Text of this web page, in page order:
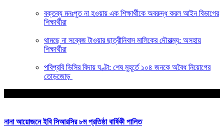
বক্তব্য মনঃপুত না হওয়ায় এক শিক্ষার্থীকে অবরুদ্ধ করল আইন বিভাগের
শিক্ষার্থীরা
থামছে না সব্বেজ টাওয়ার ছাত্রীনিবাস মালিকের দৌরাত্ম্য: অসহায়
শিক্ষার্থীরা
পবিপ্রবি ভিসির বিদায় ঘণ্টা: শেষ মুহূর্তে ১০৪ জনকে অবৈধ নিয়োগের
তোড়জোড়
নানা আয়োজনে ইবি সিআরসির ৮ম প্রতিষ্ঠা বার্ষিকী পালিত